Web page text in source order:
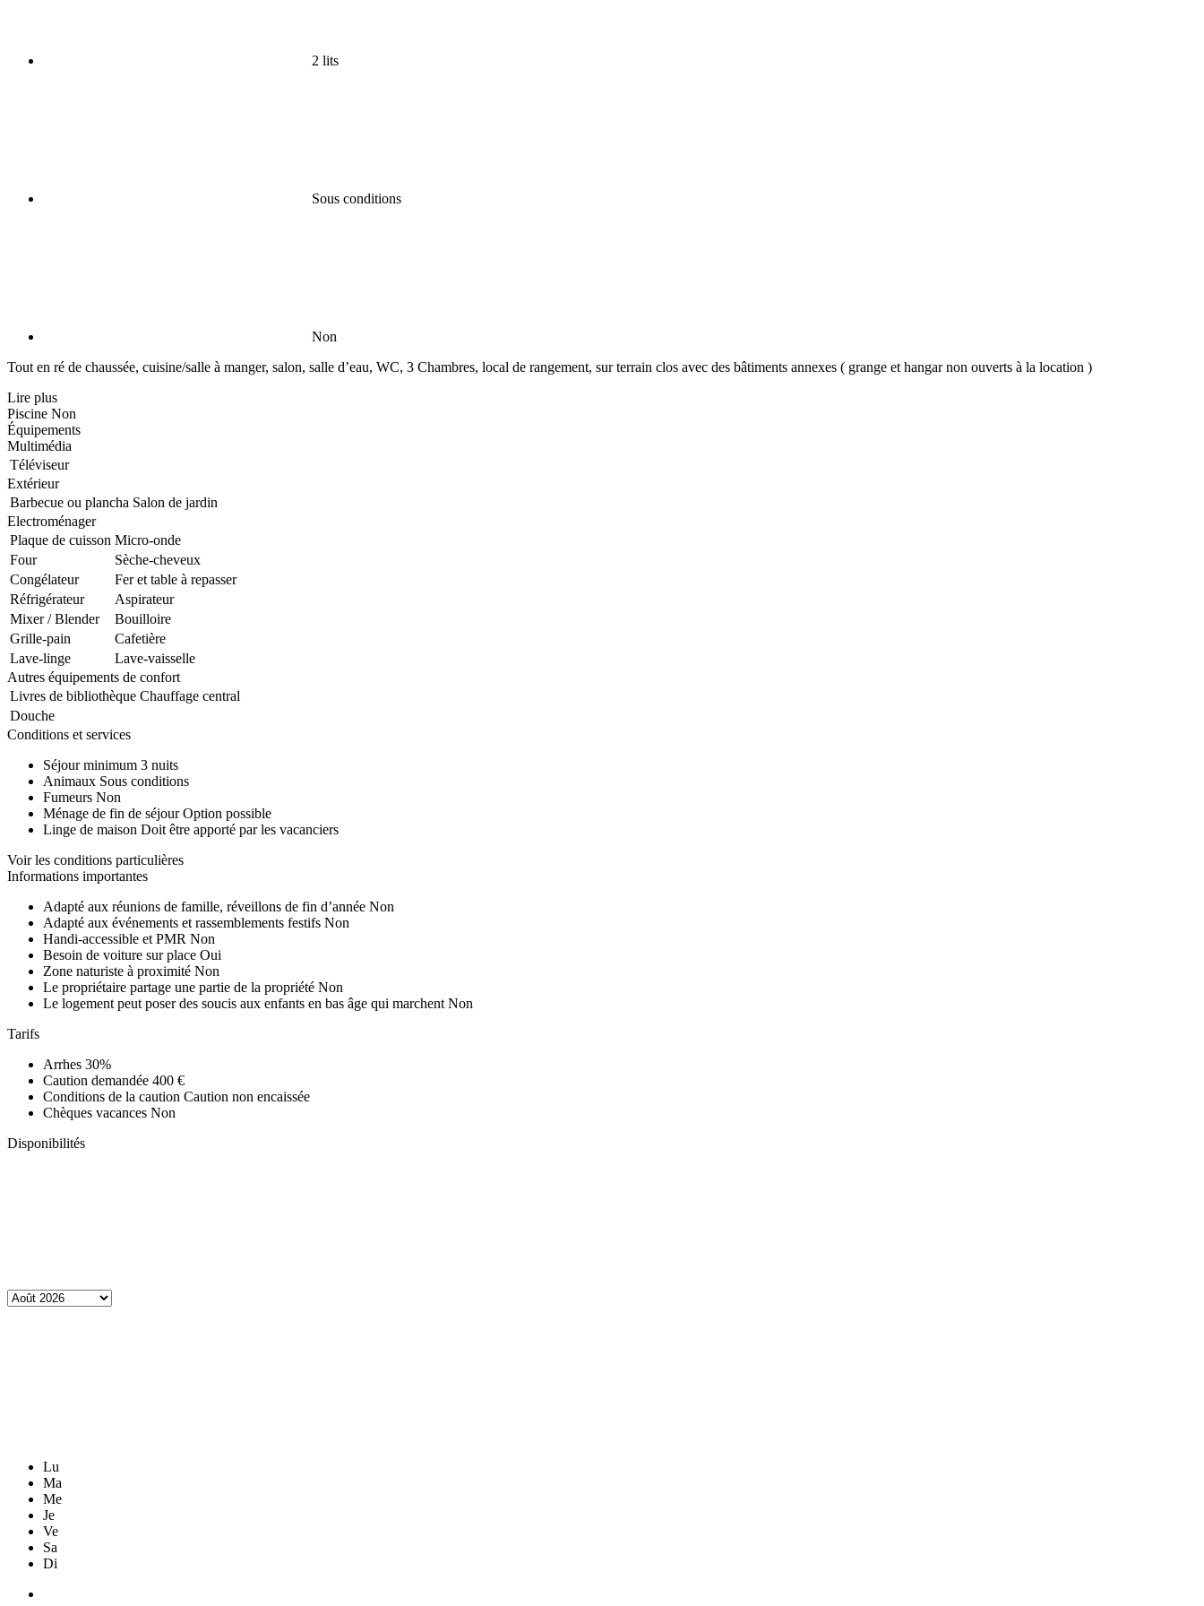
2 lits
Sous conditions
Non
Tout en ré de chaussée, cuisine/salle à manger, salon, salle d’eau, WC, 3 Chambres, local de rangement, sur terrain clos avec des bâtiments annexes ( grange et hangar non ouverts à la location )
Lire plus
Piscine Non
Équipements
Multimédia
Téléviseur
Extérieur
Barbecue ou plancha Salon de jardin
Electroménager
Plaque de cuisson Micro-onde
Four
Sèche-cheveux
Congélateur
Fer et table à repasser
Réfrigérateur
Aspirateur
Mixer / Blender
Bouilloire
Grille-pain
Cafetière
Lave-linge
Lave-vaisselle
Autres équipements de confort
Livres de bibliothèque Chauffage central
Douche
Conditions et services
Séjour minimum 3 nuits
Animaux Sous conditions
Fumeurs Non
Ménage de fin de séjour Option possible
Linge de maison Doit être apporté par les vacanciers
Voir les conditions particulières
Informations importantes
Adapté aux réunions de famille, réveillons de fin d’année Non
Adapté aux événements et rassemblements festifs Non
Handi-accessible et PMR Non
Besoin de voiture sur place Oui
Zone naturiste à proximité Non
Le propriétaire partage une partie de la propriété Non
Le logement peut poser des soucis aux enfants en bas âge qui marchent Non
Tarifs
Arrhes 30%
Caution demandée 400 €
Conditions de la caution Caution non encaissée
Chèques vacances Non
Disponibilités
Lu
Ma
Me
Je
Ve
Sa
Di